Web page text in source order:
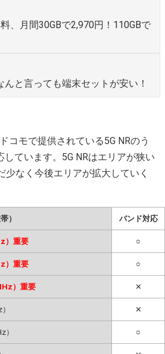
、月間30GBで2,970円！110GBで
と言っても端末セットが安い！
コモで提供されている5G NRのう
しています。5G NRはエリアが狭い
少なく今後エリアが拡大していく
） バンド対応
）重要 ○
）重要 ○
）重要 ✕
✕
） ○